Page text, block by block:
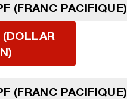
(FRANC PACIFIQUE)
(FRANC PACIFIQUE)